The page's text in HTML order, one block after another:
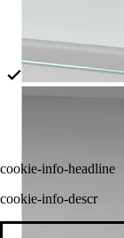
cookie-info-descr